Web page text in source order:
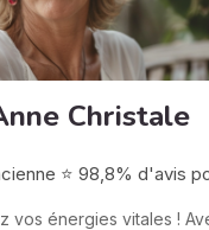
Christale
⭐ 98,8% d'avis
vos énergies vitales !